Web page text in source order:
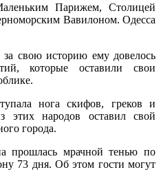
Парижем, Столицей
Вавилоном. Одесса
за свою историю ему довелось
которые оставили свои
нога скифов, греков и
народов оставил свой
города.
прошлась мрачной тенью по
73 дня. Об этом гости могут